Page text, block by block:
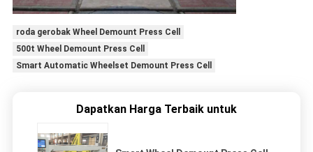
roda gerobak Wheel Demount Press Cell
500t Wheel Demount Press Cell
Smart Automatic Wheelset Demount Press Cell
Dapatkan Harga Terbaik untuk